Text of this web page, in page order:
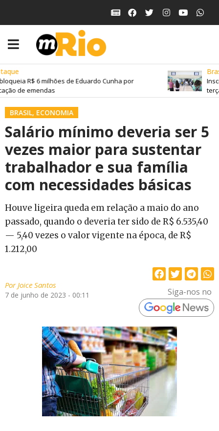
R$ 6 milhões de Eduardo Cunha por
de emendas
BRASIL, ECONOMIA
Salário mínimo deveria ser 5
vezes maior para sustentar
trabalhador e sua família
com necessidades básicas
Houve ligeira queda em relação a maio do ano
passado, quando o deveria ter sido de R$ 6.535,40
— 5,40 vezes o valor vigente na época, de R$
1.212,00
PorJoice Santos
7 de junho de 2023 - 00:11 Siga-nos no